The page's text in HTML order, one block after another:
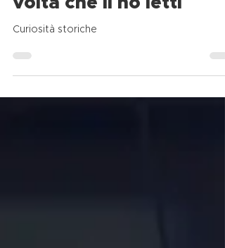
volta che li ho letti
Curiosità storiche